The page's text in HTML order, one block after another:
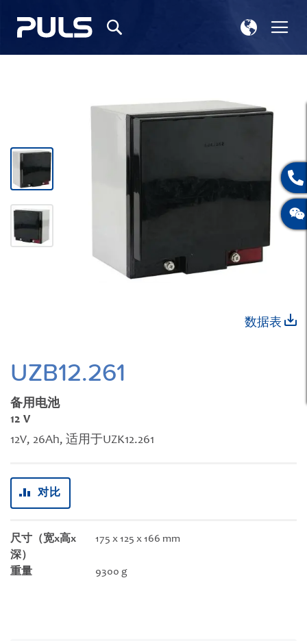
导
选
择
UZB12.261
备用电池
12 V
12V, 26Ah, 适用于UZK12.261
数据表
对比
尺寸（宽x高x
深）
175 x 125 x 166 mm
重量 9300 g
的
图
片
图
像
库
的
头